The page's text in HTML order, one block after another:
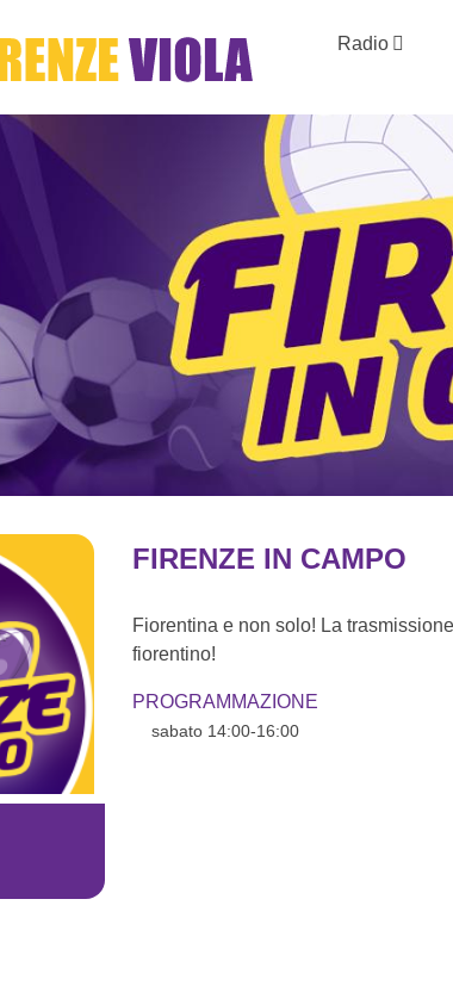
Radio
FIRENZE IN CAMPO
Fiorentina e non solo! La
fiorentino!
PROGRAMMAZIONE
sabato 14:00-16:00